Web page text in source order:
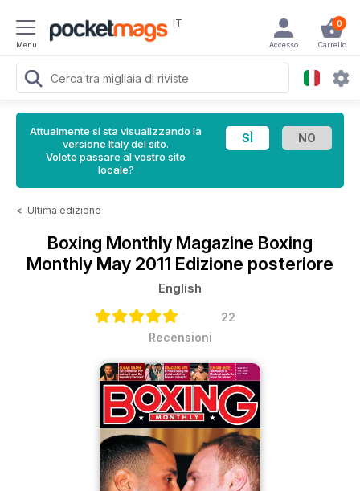
Menu
IT 0
Carrello
Accesso
Attualmente si sta visualizzando la
versione Italy del sito.
Volete passare al vostro sito
locale?
< Ultima edizione
Boxing Monthly Magazine Boxing
Monthly May 2011 Edizione posteriore
English
22
Recensioni